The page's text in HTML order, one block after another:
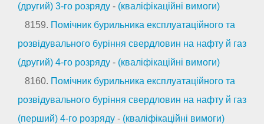
(другий) 3-го розряду - (кваліфікаційні вимоги)
8159. Помічник бурильника експлуатаційного та
розвідувального буріння свердловин на нафту й газ
(другий) 4-го розряду - (кваліфікаційні вимоги)
8160. Помічник бурильника експлуатаційного та
розвідувального буріння свердловин на нафту й газ
(перший) 4-го розряду - (кваліфікаційні вимоги)